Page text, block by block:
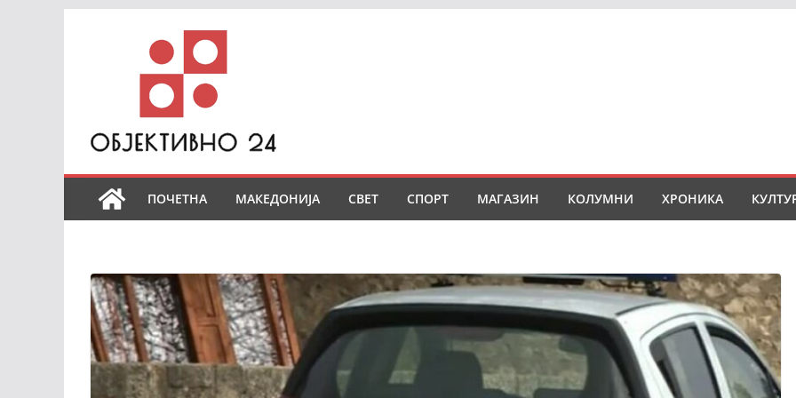
ПОЧЕТНА МАКЕДОНИЈА СВЕТ СПОРТ МАГАЗИН КОЛУМНИ ХРОНИКА